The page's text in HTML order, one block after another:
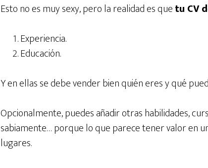
Esto no es muy sexy, pero la realidad es quetu CV
Experiencia.
Educación.
Y en ellas se debe vender bien quién eres y qué
Opcionalmente, puedes añadir otras habilidades,
sabiamente… porque lo que parece tener valor en
lugares.